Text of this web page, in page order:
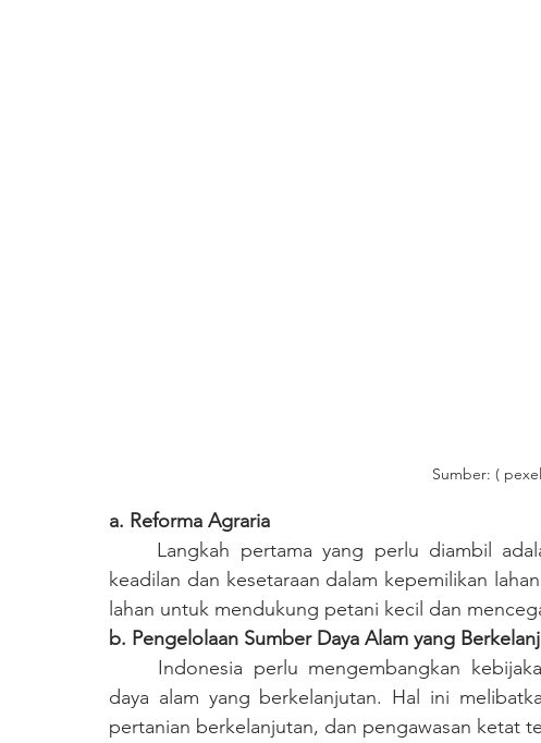
Sumber: (
a. Reforma Agraria
keadilan dan kesetaraan dalam kepemilikan
lahan untuk mendukung petani kecil dan
b. Pengelolaan Sumber Daya Alam yang
daya alam yang berkelanjutan. Hal ini
pertanian berkelanjutan, dan pengawasan ketat